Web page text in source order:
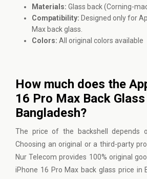
Materials: Glass back (Corning-
Compatibility: Designed only for
Max back glass.
Colors: All original colors available
How much does the
16 Pro Max Back
Bangladesh?
The price of the backshell depends
Choosing an original or a third-party
Nur Telecom provides 100% original
iPhone 16 Pro Max back glass price in